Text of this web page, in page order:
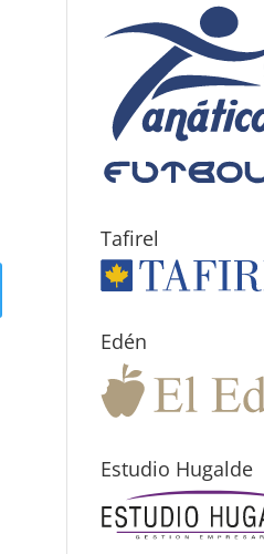
Tafirel
Edén
Estudio Hugalde